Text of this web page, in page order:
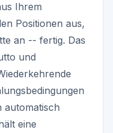
Ihrem
Positionen aus,
an -- fertig. Das
und
automatisch
eine